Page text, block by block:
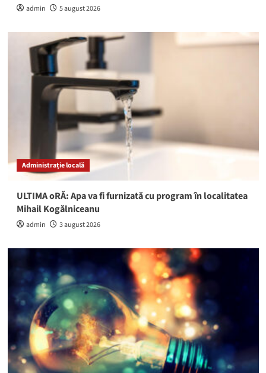
admin 5 august 2026
Administrație locală
ULTIMA oRĂ: Apa va fi furnizată cu program în localitatea
Mihail Kogălniceanu
admin 3 august 2026